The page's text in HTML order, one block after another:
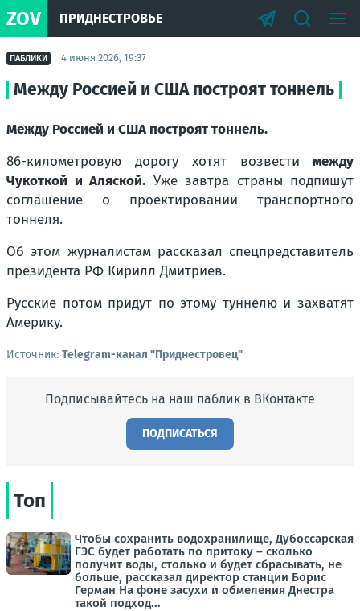
ZOV ПРИДНЕСТРОВЬЕ
ПАБЛИКИ 4 июня 2026, 19:37
Между Россией и США построят тоннель
Между Россией и США построят тоннель.
86-километровую дорогу хотят возвести между
Чукоткой и Аляской. Уже завтра страны подпишут
соглашение о проектировании транспортного
тоннеля.
Об этом журналистам рассказал спецпредставитель
президента РФ Кирилл Дмитриев.
Русские потом придут по этому туннелю и захватят
Америку.
Источник: Telegram-канал "Приднестровец"
Подписывайтесь на наш паблик в ВКонтакте
ПОДПИСАТЬСЯ
Топ
Чтобы сохранить водохранилище, Дубоссарская
ГЭС будет работать по притоку – сколько
получит воды, столько и будет сбрасывать, не
больше, рассказал директор станции Борис
Герман На фоне засухи и обмеления Днестра
такой подход...